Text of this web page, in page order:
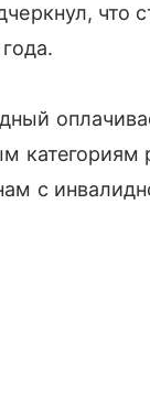
что
с